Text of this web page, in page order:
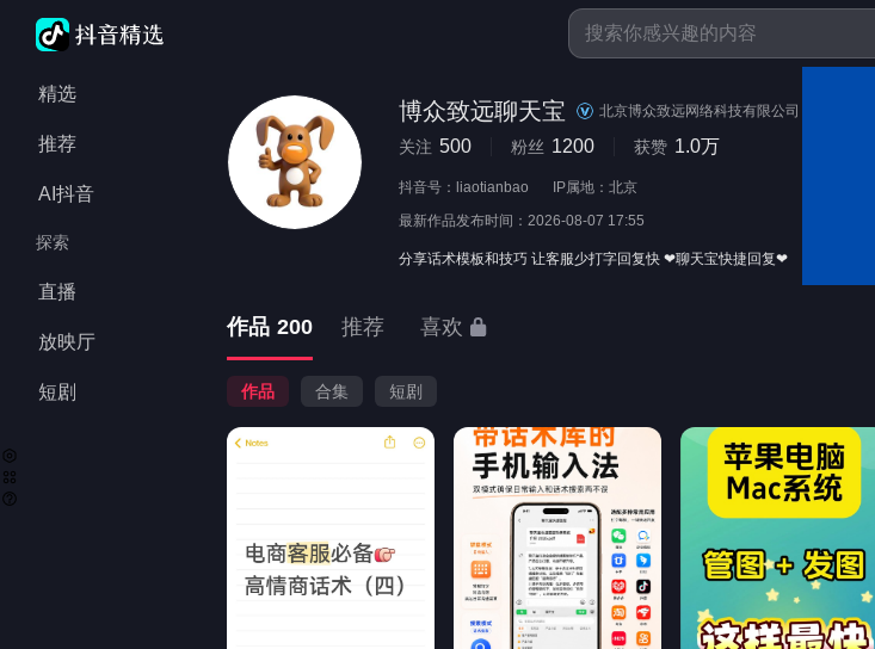
精选
推荐
AI抖音
探索
直播
放映厅
短剧
博众致远聊天宝 北京博众致远网络科技有限公司
关注 500 粉丝 1200 获赞 1.0万
抖音号： liaotianbao
IP属地：北京
最新作品发布时间： 2026-08-07 17:55
分享话术模板和技巧 让客服少打字回复快 ❤聊天宝快捷回复❤
作品 200 推荐 喜欢
作品 合集 短剧